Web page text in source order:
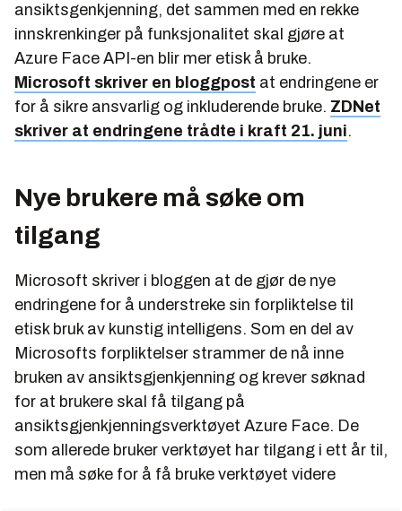
ansiktsgenkjenning, det sammen med en rekke
innskrenkinger på funksjonalitet skal gjøre at
Azure Face API-en blir mer etisk å bruke.
Microsoft skriver en bloggpost at endringene er
for å sikre ansvarlig og inkluderende bruke. ZDNet
skriver at endringene trådte i kraft 21. juni.
Nye brukere må søke om
tilgang
Microsoft skriver i bloggen at de gjør de nye
endringene for å understreke sin forpliktelse til
etisk bruk av kunstig intelligens. Som en del av
Microsofts forpliktelser strammer de nå inne
bruken av ansiktsgjenkjenning og krever søknad
for at brukere skal få tilgang på
ansiktsgjenkjenningsverktøyet Azure Face. De
som allerede bruker verktøyet har tilgang i ett år til,
men må søke for å få bruke verktøyet videre